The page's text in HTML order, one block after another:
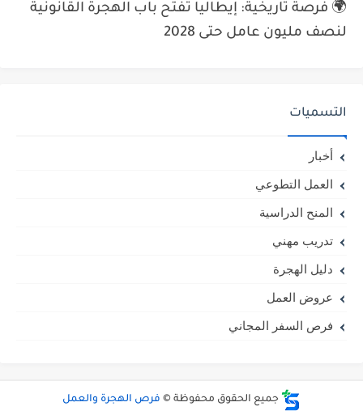
🌍 فرصة تاريخية: إيطاليا تفتح باب الهجرة القانونية
لنصف مليون عامل حتى 2028
التسميات
أخبار
العمل التطوعي
المنح الدراسية
تدريب مهني
دليل الهجرة
عروض العمل
فرص السفر المجاني
جميع الحقوق محفوظة © فرص الهجرة والعمل